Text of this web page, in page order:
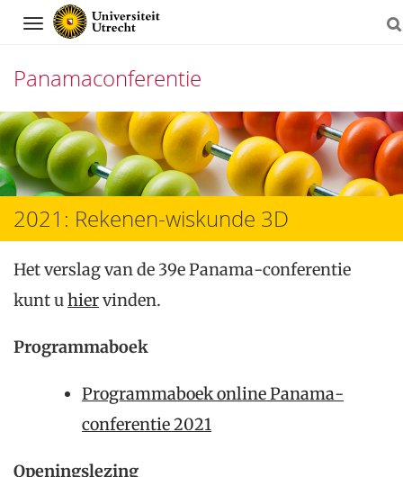
Navigation
Panamaconferentie
Direct
naar
het
inhoud
2021: Rekenen-wiskunde 3D
Het verslag van de 39e Panama-conferentie
kunt uhiervinden.
Programmaboek
Programmaboek online Panama-
conferentie 2021
Openingslezing